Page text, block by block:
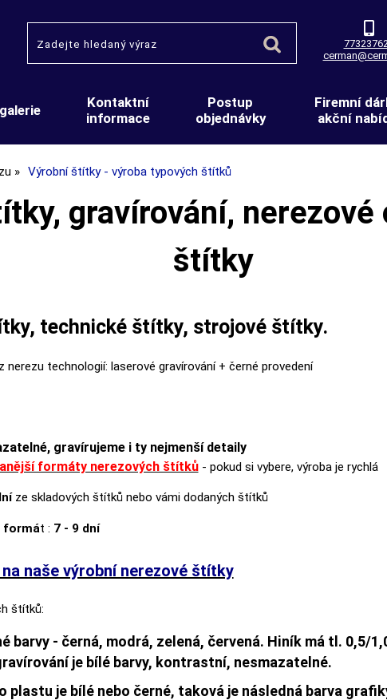
Kontaktní
informace
Postup
objednávky
Firemní
akční
Výrobní štítky - výroba typových štítků
gravírování, nerezové
štítky
technické štítky, strojové štítky.
nerezu technologií: laserové gravírování + černé provedení
gravírujeme i ty nejmenší detaily
formáty nerezových štítků - pokud si vybere, výroba je rychlá
ze skladových štítků nebo vámi dodaných štítků
formát : 7 - 9 dní
naše výrobní nerezové štítky
štítků:
barvy- černá, modrá, zelená, červená. Hiník má tl. 0,5/
je bílé barvy, kontrastní, nesmazatelné.
plastu je bílé nebo černé, taková je následná barva